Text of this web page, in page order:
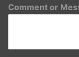
Comment or